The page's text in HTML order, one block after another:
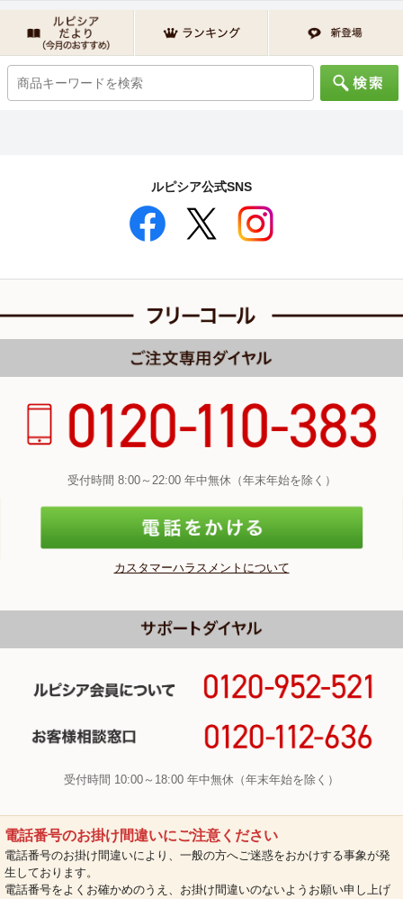
ルピシア公式SNS
受付時間 8:00～22:00 年中無休（年末年始を除く）
カスタマーハラスメントについて
受付時間 10:00～18:00 年中無休（年末年始を除く）
電話番号のお掛け間違いにご注意ください
電話番号のお掛け間違いにより、一般の方へご迷惑をおかけする事象が発
生しております。
電話番号をよくお確かめのうえ、お掛け間違いのないようお願い申し上げ